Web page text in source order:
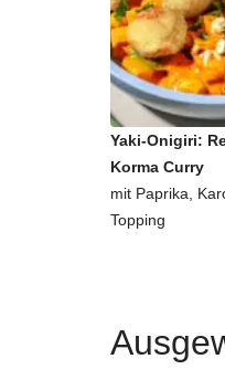
Yaki-Onigiri:
Korma Curry
mit Paprika,
Topping